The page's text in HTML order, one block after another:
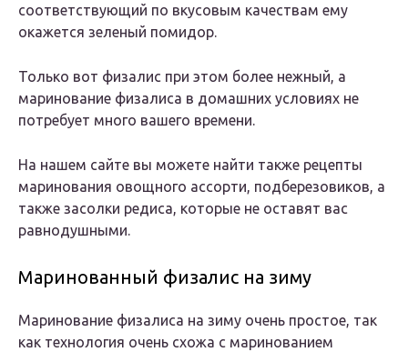
соответствующий по вкусовым качествам ему
окажется зеленый помидор.
Только вот физалис при этом более нежный, а
маринование физалиса в домашних условиях не
потребует много вашего времени.
На нашем сайте вы можете найти также рецепты
маринования овощного ассорти, подберезовиков, а
также засолки редиса, которые не оставят вас
равнодушными.
Маринованный физалис на зиму
Маринование физалиса на зиму очень простое, так
как технология очень схожа с маринованием